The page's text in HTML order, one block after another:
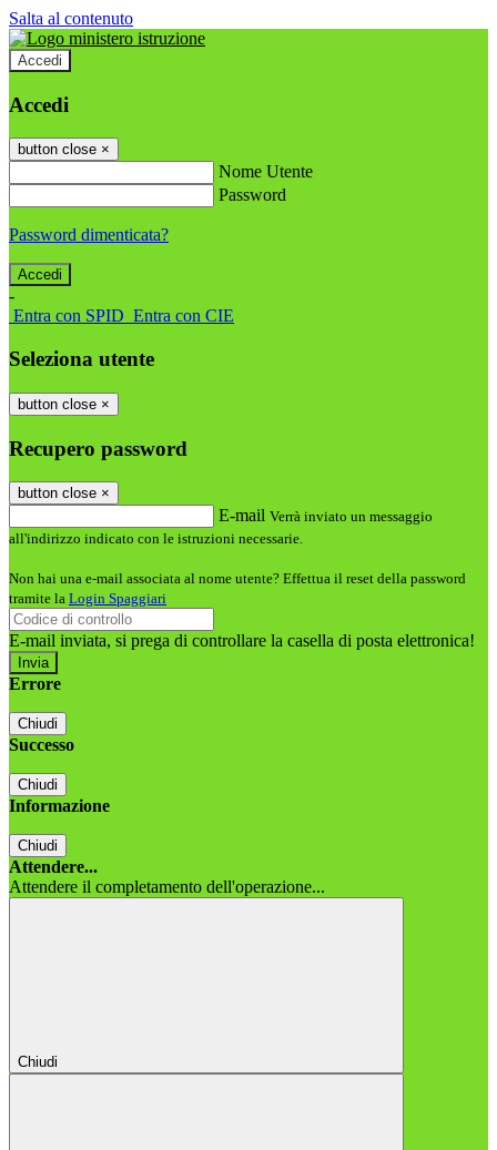
Salta al contenuto
Accedi
Accedi
button close ×
Nome Utente
Password
Password dimenticata?
-
Entra con SPID Entra con CIE
Seleziona utente
button close ×
Recupero password
button close ×
E-mail Verrà inviato un messaggio
all'indirizzo indicato con le istruzioni necessarie.
Non hai una e-mail associata al nome utente? Effettua il reset della password
tramite la Login Spaggiari
E-mail inviata, si prega di controllare la casella di posta elettronica!
Errore
Chiudi
Successo
Chiudi
Informazione
Chiudi
Attendere...
Attendere il completamento dell'operazione...
Chiudi